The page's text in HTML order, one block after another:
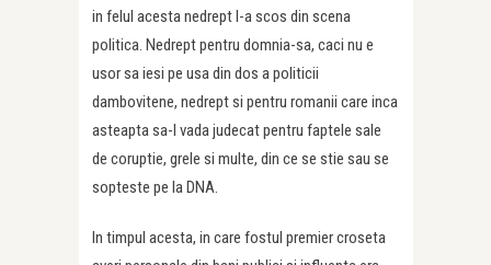
in felul acesta nedrept l-a scos din scena
politica. Nedrept pentru domnia-sa, caci nu e
usor sa iesi pe usa din dos a politicii
dambovitene, nedrept si pentru romanii care inca
asteapta sa-l vada judecat pentru faptele sale
de coruptie, grele si multe, din ce se stie sau se
sopteste pe la DNA.
In timpul acesta, in care fostul premier croseta